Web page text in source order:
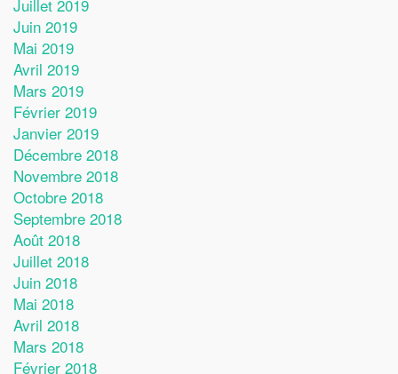
Juillet 2019
Juin 2019
Mai 2019
Avril 2019
Mars 2019
Février 2019
Janvier 2019
Décembre 2018
Novembre 2018
Octobre 2018
Septembre 2018
Août 2018
Juillet 2018
Juin 2018
Mai 2018
Avril 2018
Mars 2018
Février 2018